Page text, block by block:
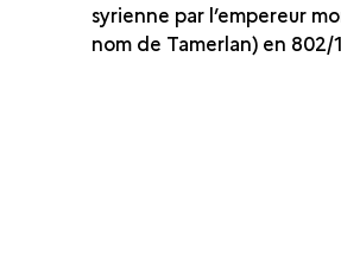
syrienne par l’empereur
nom de Tamerlan) en 802/